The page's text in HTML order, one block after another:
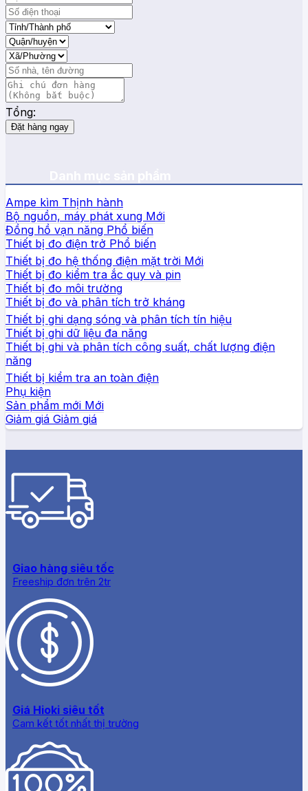
Tổng:
Đặt hàng ngay
Ampe kìm
Bộ nguồn, máy phát xung
Đồng hồ vạn năng
Thiết bị đo điện trở
Thiết bị đo hệ thống điện mặt trời
Thiết bị đo kiểm tra ắc quy và pin
Thiết bị đo môi trường
Thiết bị đo và phân tích trở kháng
Thiết bị ghi dạng sóng và phân tích tín hiệu
Thiết bị ghi dữ liệu đa năng
Thiết bị ghi và phân tích công suất, chất lượng điện
năng
Thiết bị kiểm tra an toàn điện
Phụ kiện
Sản phẩm mới
Giảm giá
Giao hàng siêu tốc
Freeship đơn trên 2tr
Giá Hioki siêu tốt
Cam kết tốt nhất thị trường